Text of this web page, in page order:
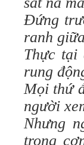
Đứng
ranh
Thực tại
rung
Mọi thứ
người
Nhưng
trong